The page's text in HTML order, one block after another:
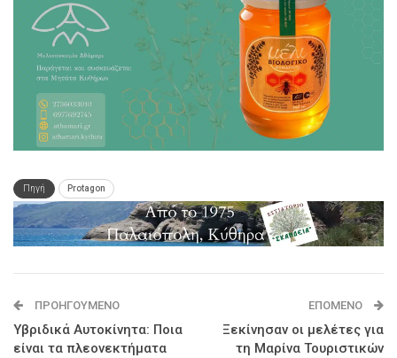
Πηγή Protagon
ΠΡΟΗΓΟΎΜΕΝΟ
Υβριδικά Αυτοκίνητα: Ποια
είναι τα πλεονεκτήματα
ΕΠΌΜΕΝΟ
Ξεκίνησαν οι μελέτες για
τη Μαρίνα Τουριστικών